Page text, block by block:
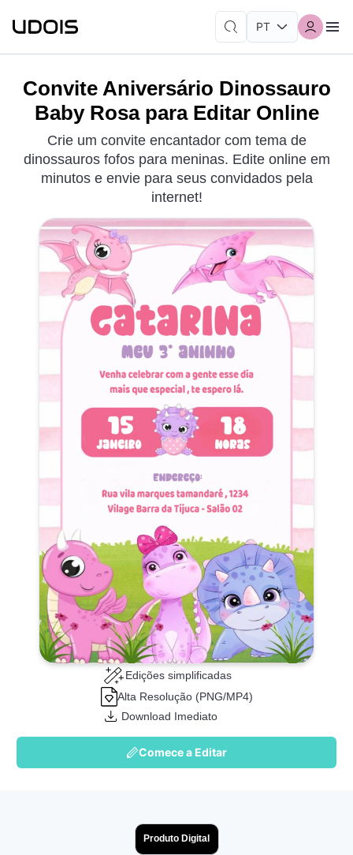
Convite Aniversário Dinossauro
Baby Rosa para Editar Online
Crie um convite encantador com tema de
dinossauros fofos para meninas. Edite online em
minutos e envie para seus convidados pela
internet!
Edições simplificadas
Alta Resolução (PNG/MP4)
Download Imediato
Comece a Editar
Produto Digital